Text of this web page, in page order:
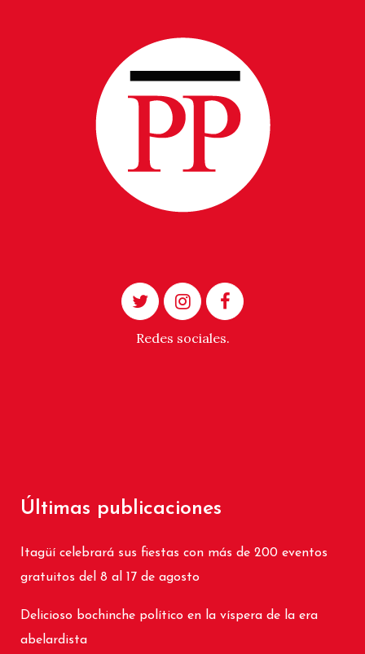
Redes sociales.
Últimas publicaciones
Itagüí celebrará sus fiestas con más de 200 eventos
gratuitos del 8 al 17 de agosto
Delicioso bochinche político en la víspera de la era
abelardista